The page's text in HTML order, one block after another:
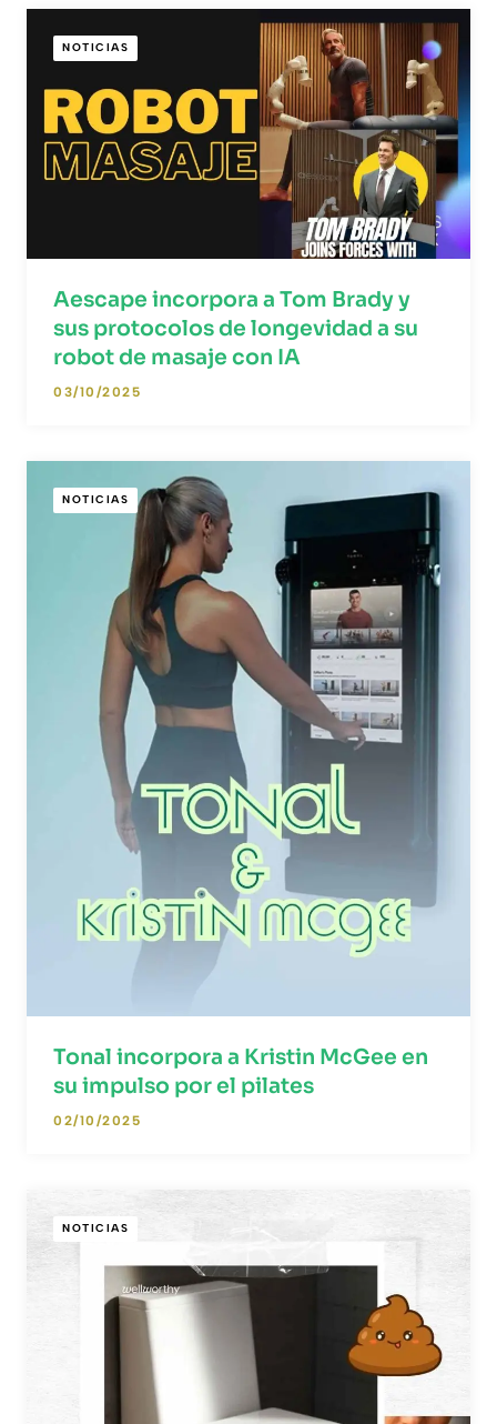
NOTICIAS
Aescape incorpora a Tom Brady y
sus protocolos de longevidad a su
robot de masaje con IA
03/10/2025
NOTICIAS
Tonal incorpora a Kristin McGee en
su impulso por el pilates
02/10/2025
NOTICIAS